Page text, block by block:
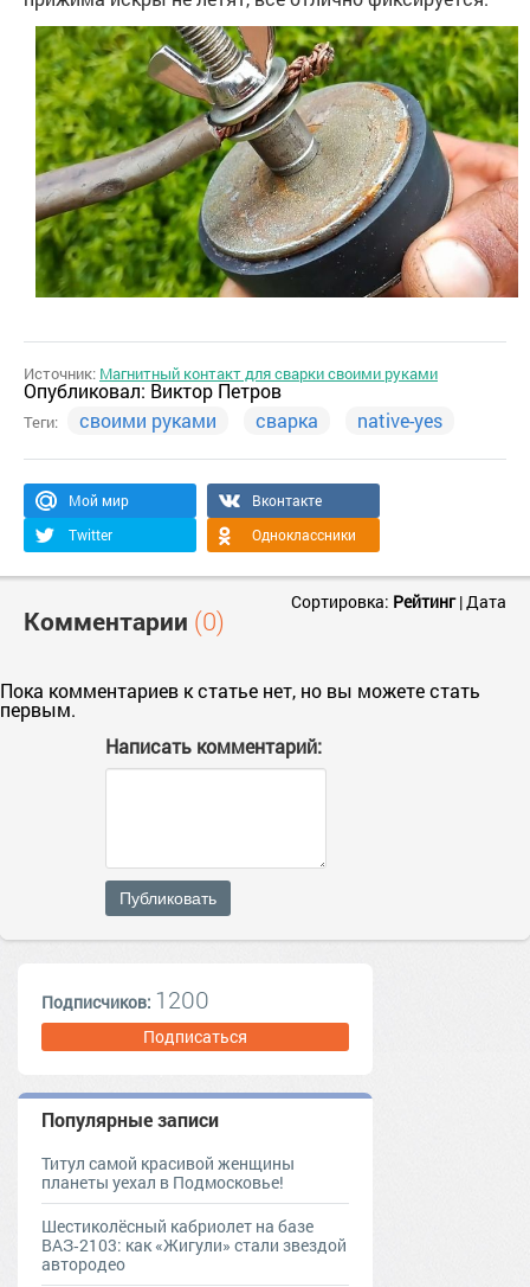
Источник: Магнитный контакт для сварки своими руками
Опубликовал: Виктор Петров
Теги: своими руками сварка native-yes
Мой мир
Вконтакте
Twitter
Одноклассники
Комментарии (0)
Сортировка: Рейтинг|Дата
Пока комментариев к статье нет, но вы можете стать
первым.
Написать комментарий:
Публиковать
Подписчиков: 1200
Подписаться
Популярные записи
Титул самой красивой женщины
планеты уехал в Подмосковье!
Шестиколёсный кабриолет на базе
ВАЗ‑2103: как «Жигули» стали звездой
автородео